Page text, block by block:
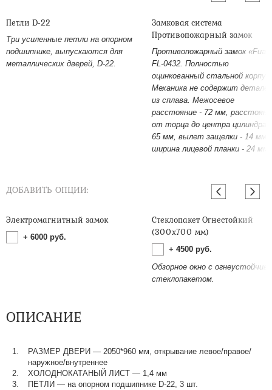
Петли D-22
Три усиленные петли на опорном
подшипнике, выпускаются для
металлических дверей, D-22.
Замковая система
Противопожарный замок
Противопожарный замок
FL-0432. Полностью
оцинкованный стальной корпус.
Механика не содержит деталей
из сплава. Межосевое
расстояние - 72 мм,
от торца до центра цилиндра -
65 мм, вылет защелки - 14 мм,
ширина лицевой планки - 24 мм.
ДОБАВИТЬ ОПЦИИ:
Электромагнитный замок
+ 6000 руб.
Стеклопакет Огнестойкий
(300х700 мм)
+ 4500 руб.
Обзорное окно с
стеклопакетом.
ОПИСАНИЕ
РАЗМЕР ДВЕРИ — 2050*960 мм, открывание левое/правое/
наружное/внутреннее
ХОЛОДНОКАТАНЫЙ ЛИСТ — 1,4 мм
ПЕТЛИ — на опорном подшипнике D-22, 3 шт.